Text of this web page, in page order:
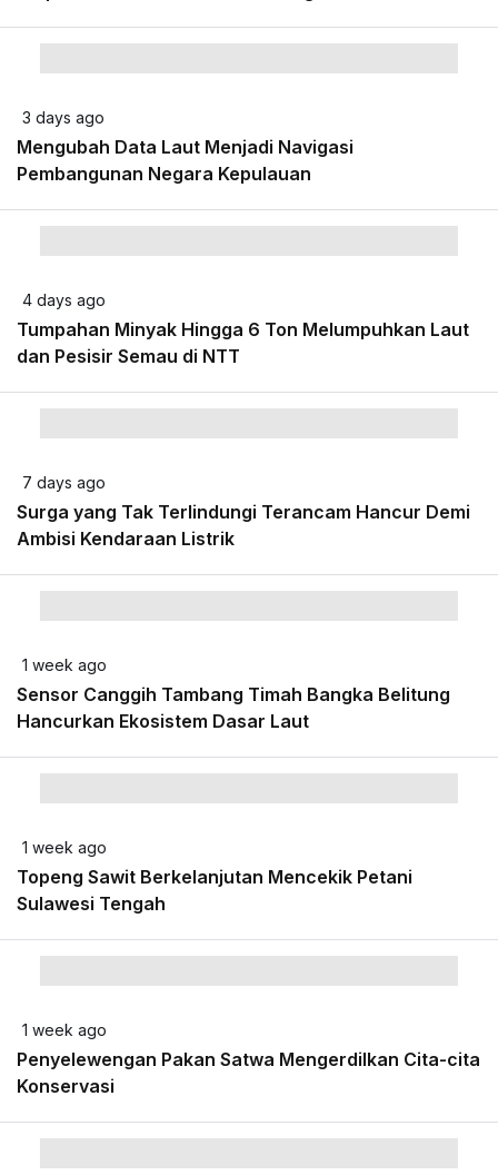
3 days ago
Mengubah Data Laut Menjadi Navigasi
Pembangunan Negara Kepulauan
4 days ago
Tumpahan Minyak Hingga 6 Ton Melumpuhkan Laut
dan Pesisir Semau di NTT
7 days ago
Surga yang Tak Terlindungi Terancam Hancur Demi
Ambisi Kendaraan Listrik
1 week ago
Sensor Canggih Tambang Timah Bangka Belitung
Hancurkan Ekosistem Dasar Laut
1 week ago
Topeng Sawit Berkelanjutan Mencekik Petani
Sulawesi Tengah
1 week ago
Penyelewengan Pakan Satwa Mengerdilkan Cita-cita
Konservasi